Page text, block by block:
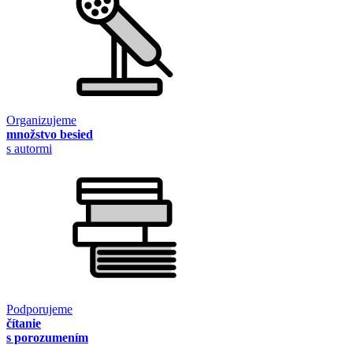
Organizujeme
množstvo besied
s autormi
Podporujeme
čítanie
s porozumením